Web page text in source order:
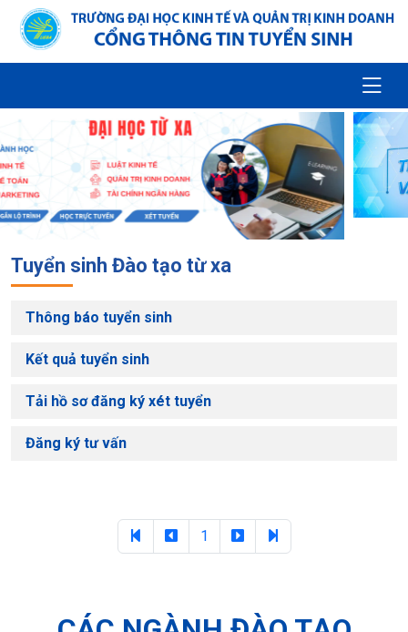
Tuyển sinh Đào tạo từ xa
Thông báo tuyển sinh
Kết quả tuyển sinh
Tải hồ sơ đăng ký xét tuyển
Đăng ký tư vấn
1